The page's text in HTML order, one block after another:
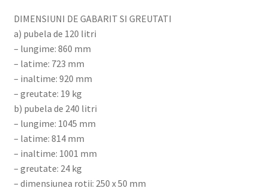
DIMENSIUNI DE GABARIT SI GREUTATI
a) pubela de 120 litri
– lungime: 860 mm
– latime: 723 mm
– inaltime: 920 mm
– greutate: 19 kg
b) pubela de 240 litri
– lungime: 1045 mm
– latime: 814 mm
– inaltime: 1001 mm
– greutate: 24 kg
– dimensiunea rotii: 250 x 50 mm